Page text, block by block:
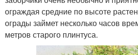
ограждая средние по высоте
ограды займет несколько часов
метров старого плинтуса.